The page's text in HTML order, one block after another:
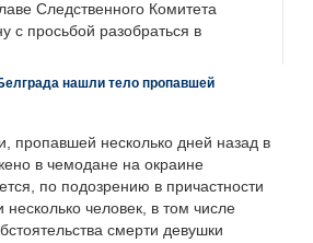
Следственного Комитета
с просьбой разобраться в
нашли тело пропавшей
пропавшей несколько дней назад в
в чемодане на окраине
по подозрению в причастности
человек, в том числе
смерти девушки